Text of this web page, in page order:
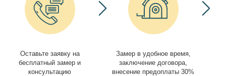
Оставьте заявку на
бесплатный замер и
консультацию
Замер в удобное время,
заключение договора,
внесение предоплаты 30%